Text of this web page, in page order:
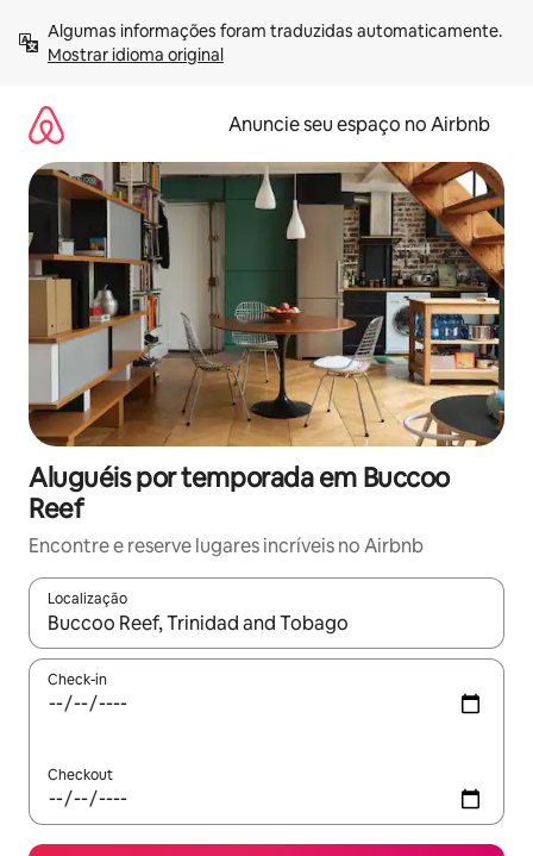
para
Mostrar idioma original
Anuncie seu espaço no Airbnb
Aluguéis por temporada em Buccoo
Reef
Encontre e reserve lugares incríveis no Airbnb
Localização
Quando os resultados estiverem disponíveis, explore-os
Check-in
Checkout